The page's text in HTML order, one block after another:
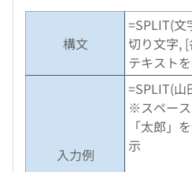
構文
=SPLIT(文
切り文字,
テキスト
入力例
=SPLIT(
※スペー
「太郎」
示